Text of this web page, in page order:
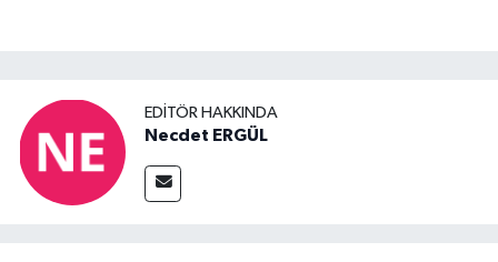
EDITÖR HAKKINDA
Necdet ERGÜL